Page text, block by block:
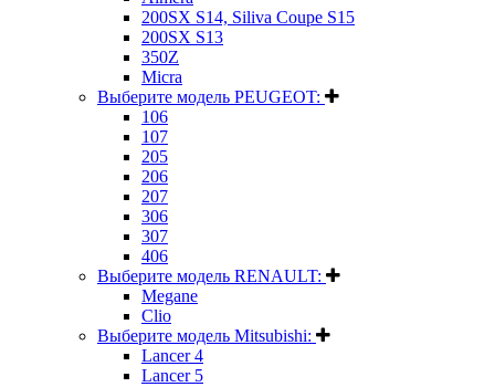
200SX S14, Siliva Coupe S15
200SX S13
350Z
Micra
Выберите модель PEUGEOT:
106
107
205
206
207
306
307
406
Выберите модель RENAULT:
Megane
Clio
Выберите модель Mitsubishi:
Lancer 4
Lancer 5